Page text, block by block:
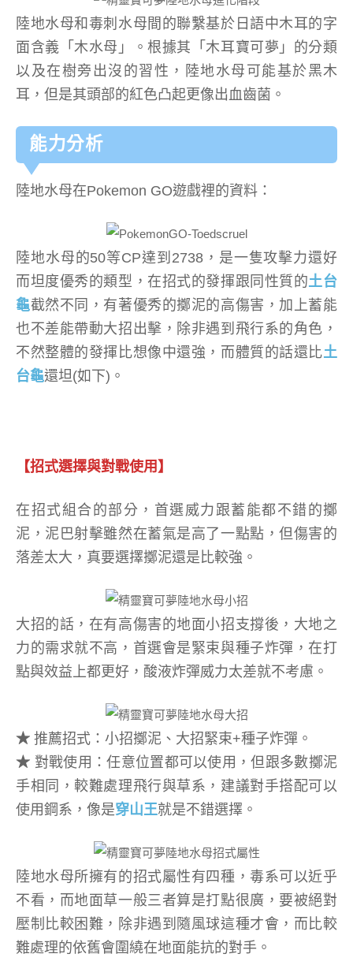
陸地水母和毒刺水母間的聯繫基於日語中木耳的字
面含義「木水母」。根據其「木耳寶可夢」的分類
以及在樹旁出沒的習性，陸地水母可能基於黑木
耳，但是其頭部的紅色凸起更像出血齒菌。
能力分析
陸地水母在Pokemon GO遊戲裡的資料：
陸地水母的50等CP達到2738，是一隻攻擊力還好
而坦度優秀的類型，在招式的發揮跟同性質的土台
龜截然不同，有著優秀的擲泥的高傷害，加上蓄能
也不差能帶動大招出擊，除非遇到飛行系的角色，
不然整體的發揮比想像中還強，而體質的話還比土
台龜還坦(如下)。
【招式選擇與對戰使用】
在招式組合的部分，首選威力跟蓄能都不錯的擲
泥，泥巴射擊雖然在蓄氣是高了一點點，但傷害的
落差太大，真要選擇擲泥還是比較強。
大招的話，在有高傷害的地面小招支撐後，大地之
力的需求就不高，首選會是緊束與種子炸彈，在打
點與效益上都更好，酸液炸彈威力太差就不考慮。
★ 推薦招式：小招擲泥、大招緊束+種子炸彈。
★ 對戰使用：任意位置都可以使用，但跟多數擲泥
手相同，較難處理飛行與草系，建議對手搭配可以
使用鋼系，像是穿山王就是不錯選擇。
陸地水母所擁有的招式屬性有四種，毒系可以近乎
不看，而地面草一般三者算是打點很廣，要被絕對
壓制比較困難，除非遇到隨風球這種才會，而比較
難處理的依舊會圍繞在地面能抗的對手。